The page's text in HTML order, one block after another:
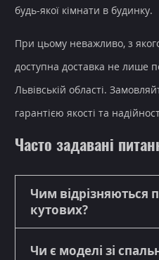
будь-якої кімнати в будинку.
При цьому неважливо, з
доступна доставка не лише
Львівській області.
гарантією якості та
Часто задавані
Чим відрізняються
кутових?
Чи є моделі зі